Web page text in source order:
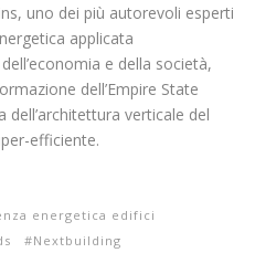
uno dei più autorevoli esperti
applicata
e della società,
dell’Empire State
dell’architettura verticale del
efficiente.
energetica edifici
Nextbuilding